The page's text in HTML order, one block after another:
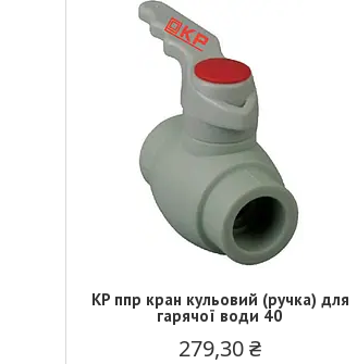
KP ппр кран кульовий (ручка) для
гарячої води 40
279,30 ₴